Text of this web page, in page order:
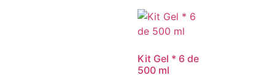
Kit Gel * 6 de
500 ml